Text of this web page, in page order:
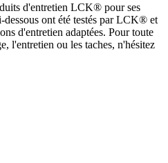
d'entretien LCK® pour ses
dessous ont été testés par LCK® et
d'entretien adaptées. Pour toute
l'entretien ou les taches, n'hésitez